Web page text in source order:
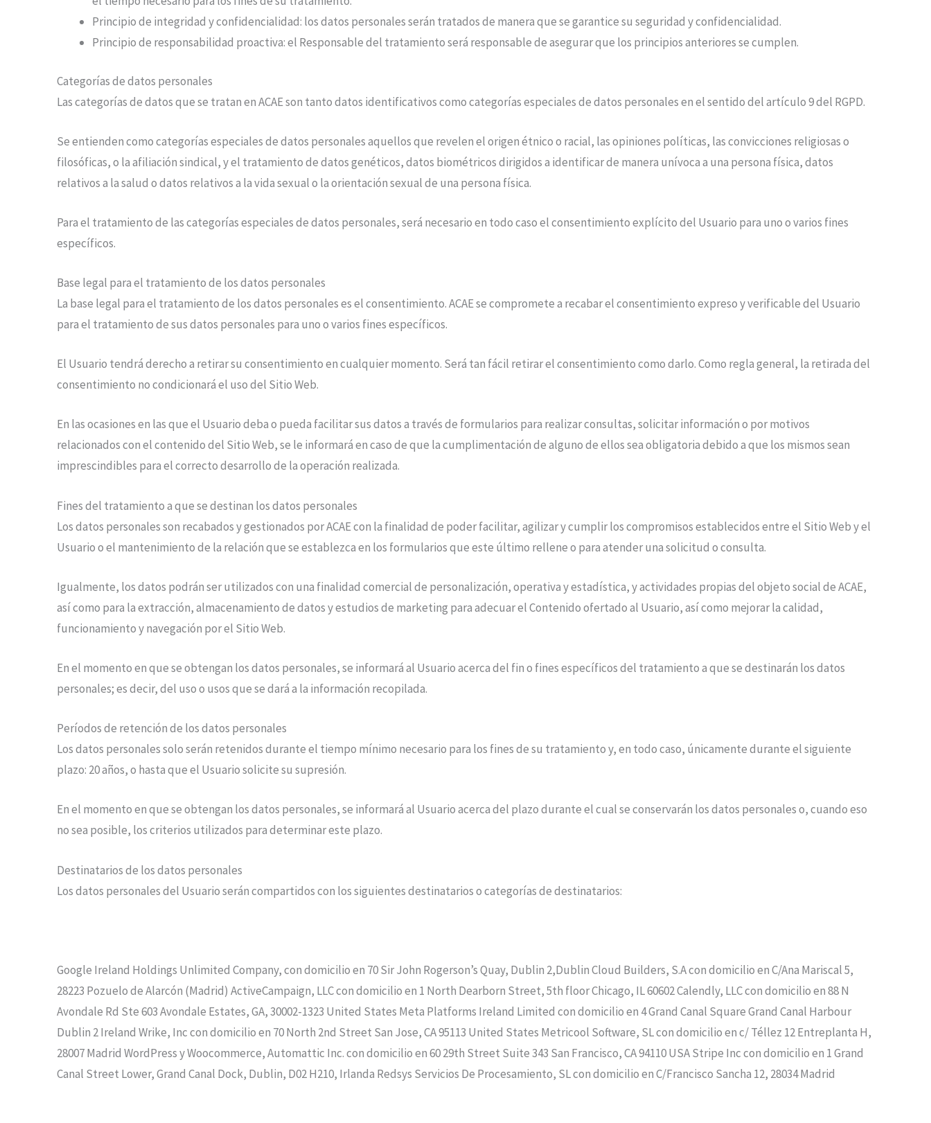
Principio de integridad y confidencialidad: los datos personales serán tratados de manera que se garantice su seguridad y confidencialidad.
Principio de responsabilidad proactiva: el Responsable del tratamiento será responsable de asegurar que los principios anteriores se cumplen.
Categorías de datos personales
Las categorías de datos que se tratan enACAEson tanto datos identificativos como categorías especiales de datos personales en el sentido del artículo 9 del RGPD.
Se entienden como categorías especiales de datos personales aquellos que revelen el origen étnico o racial, las opiniones políticas, las convicciones religiosas o
filosóficas, o la afiliación sindical, y el tratamiento de datos genéticos, datos biométricos dirigidos a identificar de manera unívoca a una persona física, datos
relativos a la salud o datos relativos a la vida sexual o la orientación sexual de una persona física.
Para el tratamiento de las categorías especiales de datos personales, será necesario en todo caso el consentimiento explícito del Usuario para uno o varios fines
específicos.
Base legal para el tratamiento de los datos personales
La base legal para el tratamiento de los datos personales es el consentimiento.ACAEse compromete a recabar el consentimiento expreso y verificable del Usuario
para el tratamiento de sus datos personales para uno o varios fines específicos.
El Usuario tendrá derecho a retirar su consentimiento en cualquier momento. Será tan fácil retirar el consentimiento como darlo. Como regla general, la retirada del
consentimiento no condicionará el uso del Sitio Web.
En las ocasiones en las que el Usuario deba o pueda facilitar sus datos a través de formularios para realizar consultas, solicitar información o por motivos
relacionados con el contenido del Sitio Web, se le informará en caso de que la cumplimentación de alguno de ellos sea obligatoria debido a que los mismos sean
imprescindibles para el correcto desarrollo de la operación realizada.
Fines del tratamiento a que se destinan los datos personales
Los datos personales son recabados y gestionados porACAEcon la finalidad de poder facilitar, agilizar y cumplir los compromisos establecidos entre el Sitio Web y el
Usuario o el mantenimiento de la relación que se establezca en los formularios que este último rellene o para atender una solicitud o consulta.
Igualmente, los datos podrán ser utilizados con una finalidad comercial de personalización, operativa y estadística, y actividades propias del objeto social deACAE,
así como para la extracción, almacenamiento de datos y estudios de marketing para adecuar el Contenido ofertado al Usuario, así como mejorar la calidad,
funcionamiento y navegación por el Sitio Web.
En el momento en que se obtengan los datos personales, se informará al Usuario acerca del fin o fines específicos del tratamiento a que se destinarán los datos
personales; es decir, del uso o usos que se dará a la información recopilada.
Períodos de retención de los datos personales
Los datos personales solo serán retenidos durante el tiempo mínimo necesario para los fines de su tratamiento y, en todo caso, únicamente durante el siguiente
plazo: 20 años, o hasta que el Usuario solicite su supresión.
En el momento en que se obtengan los datos personales, se informará al Usuario acerca del plazo durante el cual se conservarán los datos personales o, cuando eso
no sea posible, los criterios utilizados para determinar este plazo.
Destinatarios de los datos personales
Los datos personales del Usuario serán compartidos con los siguientes destinatarios o categorías de destinatarios:
Google Ireland Holdings Unlimited Company, con domicilio en 70 Sir John Rogerson’s Quay, Dublin 2,Dublin Cloud Builders, S.A con domicilio en C/Ana Mariscal 5,
28223 Pozuelo de Alarcón (Madrid) ActiveCampaign, LLC con domicilio en 1 North Dearborn Street, 5th floor Chicago, IL 60602 Calendly, LLC con domicilio en 88 N
Avondale Rd Ste 603 Avondale Estates, GA, 30002-1323 United States Meta Platforms Ireland Limited con domicilio en 4 Grand Canal Square Grand Canal Harbour
Dublin 2 Ireland Wrike, Inc con domicilio en 70 North 2nd Street San Jose, CA 95113 United States Metricool Software, SL con domicilio en c/ Téllez 12 Entreplanta H,
28007 Madrid WordPress y Woocommerce, Automattic Inc. con domicilio en 60 29th Street Suite 343 San Francisco, CA 94110 USA Stripe Inc con domicilio en 1 Grand
Canal Street Lower, Grand Canal Dock, Dublin, D02 H210, Irlanda Redsys Servicios De Procesamiento, SL con domicilio en C/Francisco Sancha 12, 28034 Madrid